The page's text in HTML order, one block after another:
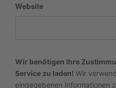
Website
Wir benötigen Ihre
Service zu laden! Wir
eingegebenen Informationen